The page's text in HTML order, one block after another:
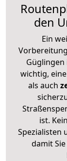
den
Ein
Güglingen
wichtig,
als auch
ist.
Spezialisten
damit